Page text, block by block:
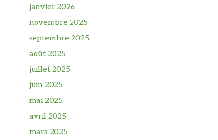
janvier 2026
novembre 2025
septembre 2025
août 2025
juillet 2025
juin 2025
mai 2025
avril 2025
mars 2025